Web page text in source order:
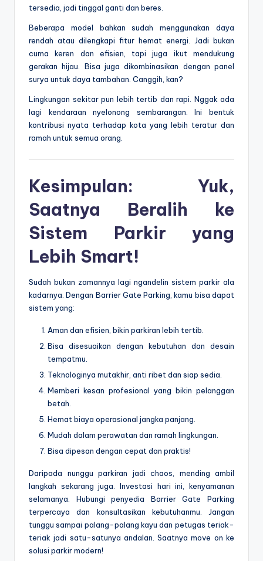
tersedia, jadi tinggal ganti dan beres.
Beberapa model bahkan sudah menggunakan daya
rendah atau dilengkapi fitur hemat energi. Jadi bukan
cuma keren dan efisien, tapi juga ikut mendukung
gerakan hijau. Bisa juga dikombinasikan dengan panel
surya untuk daya tambahan. Canggih, kan?
Lingkungan sekitar pun lebih tertib dan rapi. Nggak ada
lagi kendaraan nyelonong sembarangan. Ini bentuk
kontribusi nyata terhadap kota yang lebih teratur dan
ramah untuk semua orang.
Kesimpulan: Yuk,
Saatnya Beralih ke
Sistem Parkir yang
Lebih Smart!
Sudah bukan zamannya lagi ngandelin sistem parkir ala
kadarnya. Dengan Barrier Gate Parking, kamu bisa dapat
sistem yang:
Aman dan efisien, bikin parkiran lebih tertib.
Bisa disesuaikan dengan kebutuhan dan desain
tempatmu.
Teknologinya mutakhir, anti ribet dan siap sedia.
Memberi kesan profesional yang bikin pelanggan
betah.
Hemat biaya operasional jangka panjang.
Mudah dalam perawatan dan ramah lingkungan.
Bisa dipesan dengan cepat dan praktis!
Daripada nunggu parkiran jadi chaos, mending ambil
langkah sekarang juga. Investasi hari ini, kenyamanan
selamanya. Hubungi penyedia Barrier Gate Parking
terpercaya dan konsultasikan kebutuhanmu. Jangan
tunggu sampai palang-palang kayu dan petugas teriak-
teriak jadi satu-satunya andalan. Saatnya move on ke
solusi parkir modern!